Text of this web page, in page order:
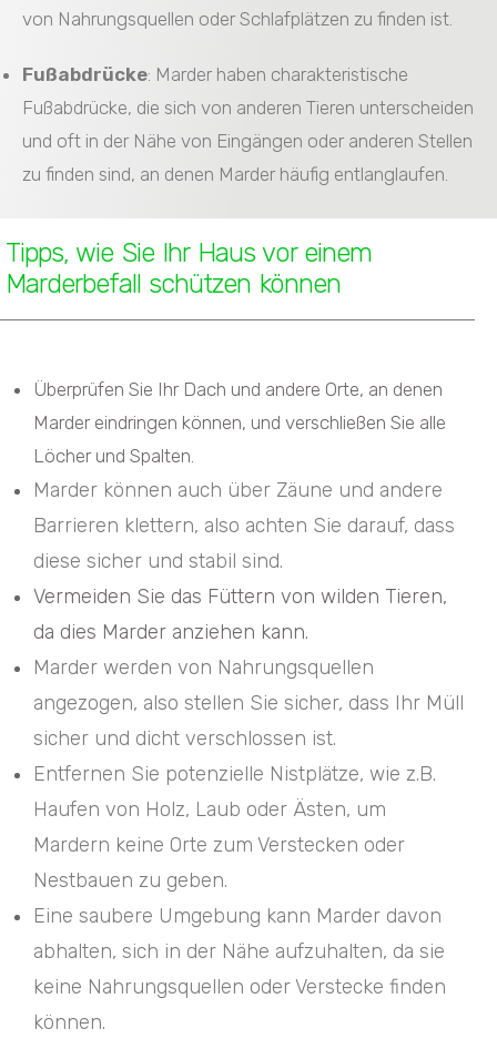
von Nahrungsquellen oder Schlafplätzen zu finden ist.
Fußabdrücke: Marder haben charakteristische
Fußabdrücke, die sich von anderen Tieren unterscheiden
und oft in der Nähe von Eingängen oder anderen Stellen
zu finden sind, an denen Marder häufig entlanglaufen.
Tipps, wie Sie Ihr Haus vor einem
Marderbefall schützen können
Überprüfen Sie Ihr Dach und andere Orte, an denen
Marder eindringen können, und verschließen Sie alle
Löcher und Spalten.
Marder können auch über Zäune und andere
Barrieren klettern, also achten Sie darauf, dass
diese sicher und stabil sind.
Vermeiden Sie das Füttern von wilden Tieren,
da dies Marder anziehen kann.
Marder werden von Nahrungsquellen
angezogen, also stellen Sie sicher, dass Ihr Müll
sicher und dicht verschlossen ist.
Entfernen Sie potenzielle Nistplätze, wie z.B.
Haufen von Holz, Laub oder Ästen, um
Mardern keine Orte zum Verstecken oder
Nestbauen zu geben.
Eine saubere Umgebung kann Marder davon
abhalten, sich in der Nähe aufzuhalten, da sie
keine Nahrungsquellen oder Verstecke finden
können.